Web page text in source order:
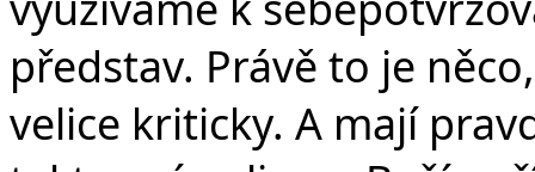
představ. Právě to je
velice kriticky. A mají